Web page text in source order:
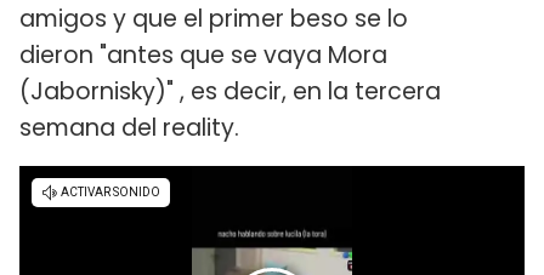
amigos y que el primer beso se lo
dieron "antes que se vaya Mora
(Jabornisky)" , es decir, en la tercera
semana del reality.